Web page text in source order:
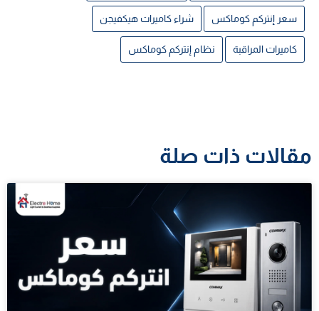
سعر إنتركم كوماكس شراء كاميرات هيكفيجن
كاميرات المراقبة نظام إنتركم كوماكس
مقالات ذات صلة